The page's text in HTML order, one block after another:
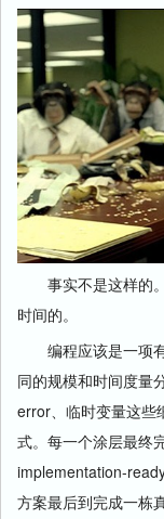
事实不是这样的。
时间的。
编程应该是一项有
同的规模和时间度量
error、临时变量这些
式。每一个涂层最终
implementation-
方案最后到完成一栋